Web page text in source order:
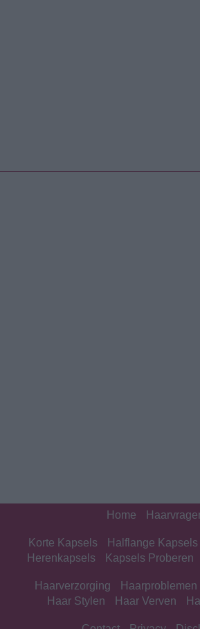
Home
Korte Kapsels Halflange Kapsels
Herenkapsels
Kapsels Proberen
Haarverzorging Haarproblemen
Haar Stylen
Haar Verven